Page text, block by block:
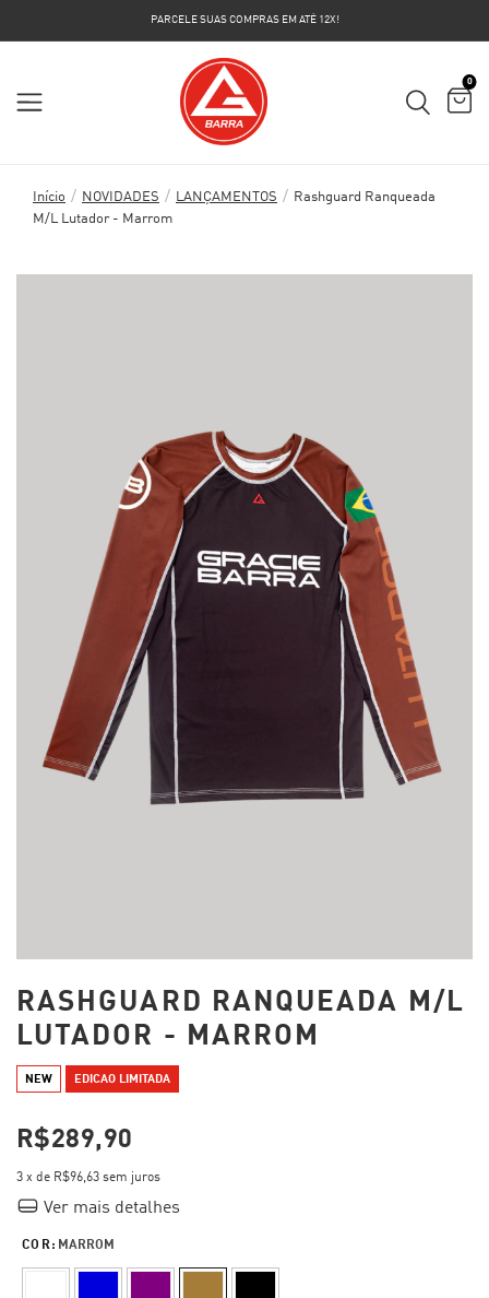
PARCELE SUAS COMPRAS EM ATÉ 12X!
0
Início / NOVIDADES / LANÇAMENTOS /
Rashguard Ranqueada
M/L Lutador - Marrom
RASHGUARD RANQUEADA M/L
LUTADOR - MARROM
NEW EDICAO LIMITADA
R$289,90
3 x de R$96,63 sem juros
Ver mais detalhes
COR: MARROM